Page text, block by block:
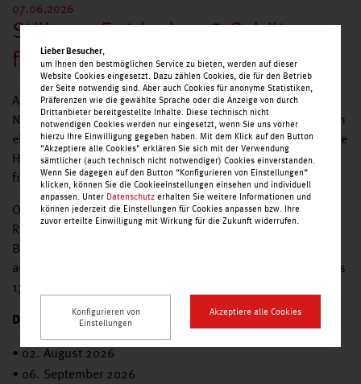
07.06.2026
Stöbern, Entdecken & Schätze
finden
Auch weiterhin lädt der beliebte Trödelmarkt am Dreieich
Nordpark regelmäßig zum Stöbern, Entdecken und Feilschen
ein. Besucherinnen und Besucher dürfen sich auf zahlreiche
Händler, besondere Fundstücke und echte Schnäppchen
freuen.
Ob Vintage-Schätze, Kleidung, Deko, Spielzeug oder kleine
Raritäten – hier gibt es immer etwas zu entdecken. Ein
Besuch lohnt sich für die ganze Familie und alle, die gerne
auf Schatzsuche gehen. Der Verkauf findet immer von 10 bis
17 Uhr statt.
Die nächsten Termine 2026:
• 02. August 2026
• 06. September 2026
Lieber Besucher,
um Ihnen den bestmöglichen Service zu bieten, werden auf dieser
Website Cookies eingesetzt. Dazu zählen Cookies, die für den Betrieb
der Seite notwendig sind. Aber auch Cookies für anonyme Statistiken,
Präferenzen wie die gewählte Sprache oder die Anzeige von durch
Drittanbieter bereitgestellte Inhalte. Diese technisch nicht
notwendigen Cookies werden nur eingesetzt, wenn Sie uns vorher
hierzu Ihre Einwilligung gegeben haben. Mit dem Klick auf den Button
“Akzeptiere alle Cookies" erklären Sie sich mit der Verwendung
sämtlicher (auch technisch nicht notwendiger) Cookies einverstanden.
Wenn Sie dagegen auf den Button “Konfigurieren von Einstellungen“
klicken, können Sie die Cookieeinstellungen einsehen und individuell
anpassen. Unter Datenschutz erhalten Sie weitere Informationen und
können jederzeit die Einstellungen für Cookies anpassen bzw. Ihre
zuvor erteilte Einwilligung mit Wirkung für die Zukunft widerrufen.
Konfigurieren von
Einstellungen
Akzeptiere alle Cookies